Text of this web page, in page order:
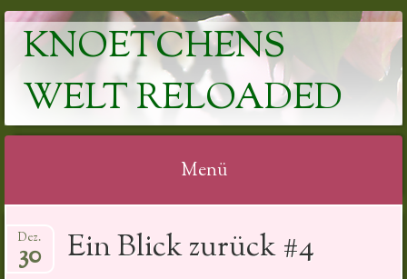
KNOETCHENS
WELT RELOADED
Menü
zum
Inhalt
Ein Blick zurück #4
Dez.
30